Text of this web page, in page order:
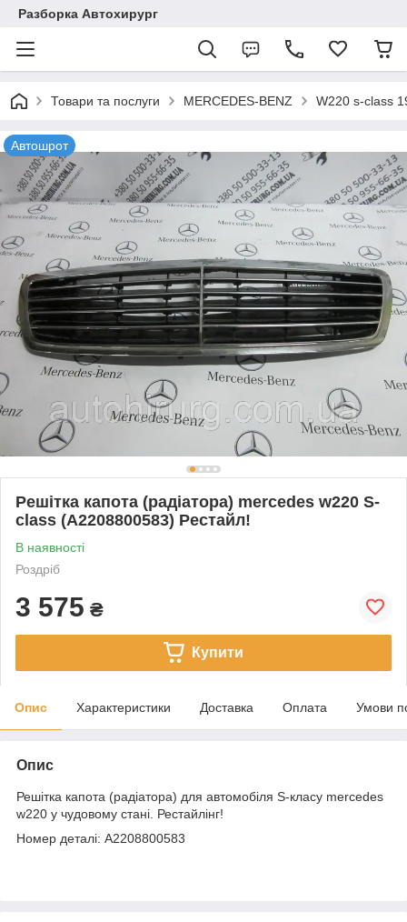
Разборка Автохирург
Товари та послуги MERCEDES-BENZ W220 s-class
Автошрот
Решітка капота (радіатора) mercedes w220 S-
class (A2208800583) Рестайл!
В наявності
Роздріб
3 575 ₴
Купити
Опис Характеристики Доставка Оплата Умови
Опис
Решітка капота (радіатора) для автомобіля S-класу mercedes
w220 у чудовому стані. Рестайлінг!
Номер деталі: A2208800583